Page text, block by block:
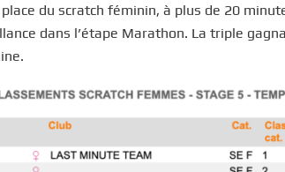
du scratch féminin, à plus de 20
dans l’étape Marathon. La triple